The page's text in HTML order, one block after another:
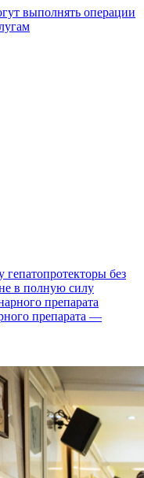
выполнять операции
без
в полную силу
препарата
препарата —